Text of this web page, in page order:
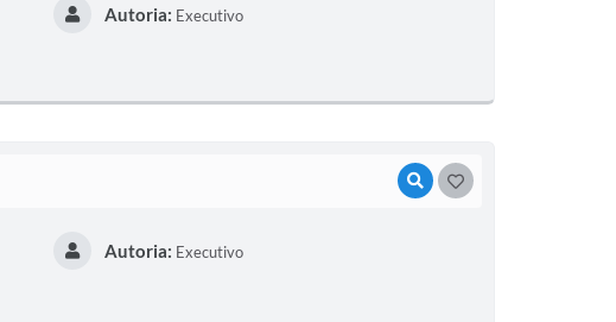
Autoria: Executivo
VISUALIZAR
Autoria: Executivo